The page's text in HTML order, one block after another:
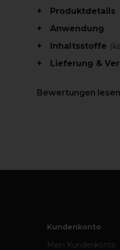
Produktdetails
Anwendung
Inhaltsstoffe
Lieferung &
Bewertungen lesen
Kundenkonto
Mein Kundenkonto